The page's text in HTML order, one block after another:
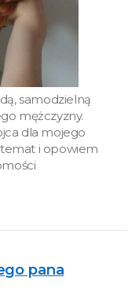
samodzielną
mężczyzny.
dla mojego
i opowiem
pana